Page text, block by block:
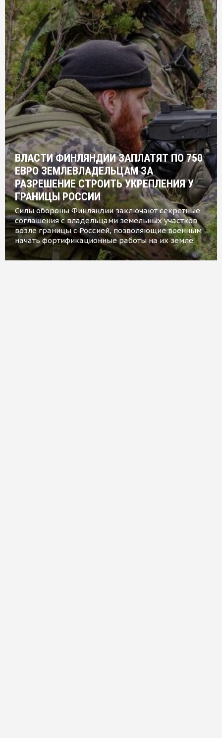
ВЛАСТИ ФИНЛЯНДИИ ЗАПЛАТЯТ ПО 750
ЕВРО ЗЕМЛЕВЛАДЕЛЬЦАМ ЗА
РАЗРЕШЕНИЕ СТРОИТЬ УКРЕПЛЕНИЯ У
ГРАНИЦЫ РОССИИ
Силы обороны Финляндии заключают секретные
соглашения с владельцами земельных участков
возле границы с Россией, позволяющие военным
начать фортификационные работы на их земле